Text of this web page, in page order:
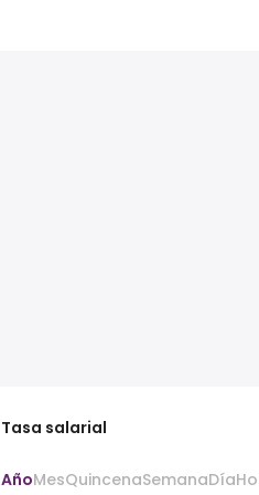
Tasa salarial
AñoMesQuincenaSemanaDía